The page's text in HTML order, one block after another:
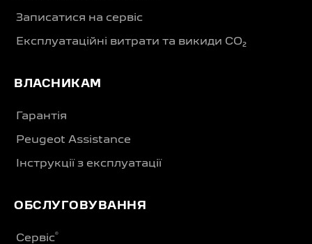
Записатися на сервіс
Експлуатаційні витрати та викиди CO₂
ВЛАСНИКАМ
Гарантія
Peugeot Assistance
Інструкції з експлуатації
ОБСЛУГОВУВАННЯ
Сервіс®